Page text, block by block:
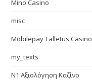
Mino Casino
misc
Mobilepay Talletus Casino
my_texts
N1 Αξιολόγηση Καζίνο